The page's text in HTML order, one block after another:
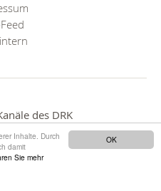
OK
Inhalte. Durch
damit
Sie mehr
des DRK